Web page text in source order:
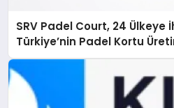
SRV Padel Court, 24
Türkiye’nin Padel Kortu